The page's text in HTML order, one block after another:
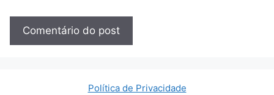
Política de Privacidade